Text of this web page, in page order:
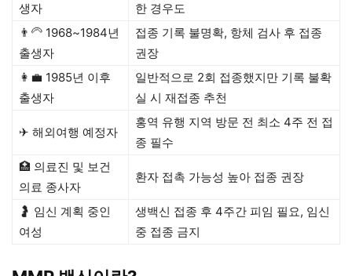
생자
한 경우도
👨‍🦳 1968~1984년
출생자
접종 기록 불명확, 항체 검사 후 접종
권장
👩‍💼 1985년 이후
출생자
일반적으로 2회 접종했지만 기록 불확
실 시 재접종 추천
✈ 해외여행 예정자
홍역 유행 지역 방문 전 최소 4주 전 접
종 필수
🏥 의료진 및 보건
의료 종사자
환자 접촉 가능성 높아 접종 권장
🤰 임신 계획 중인
여성
생백신 접종 후 4주간 피임 필요, 임신
중 접종 금지